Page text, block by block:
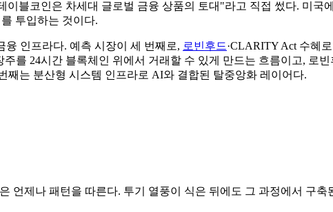
블코인은 차세대 글로벌 금융 상품의 토대"라고 직접 썼다. 미국
투입하는 것이다.
융 인프라다. 예측 시장이 세 번째로, 로빈후드·CLARITY Act 수혜
를 24시간 블록체인 위에서 거래할 수 있게 만드는 흐름이고, 로
째는 분산형 시스템 인프라로 AI와 결합된 탈중앙화 레이어다.
언제나 패턴을 따른다. 투기 열풍이 식은 뒤에도 그 과정에서 구